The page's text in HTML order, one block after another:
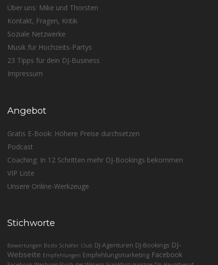
Über uns: Mike und Thorsten
Kontakt, Fragen, Kritik
Soziale Netzwerke
Musik für Hochzeits-Partys
23 Tipps für dein DJ-Business
Impressum
Angebot
Gratis E-Book: Höhere Preise durchsetzen
Podcast
Coaching: In 12 Schritten mehr DJ-Bookings bekommen
VIP Liste
Unsere Online-Werkzeuge
Stichworte
Bewertungen Bodo Schäfer Club DJ-Agenturen DJ-Bookings DJ-
Webseite Empfehlungen Empfehlungsmarketing Facebook